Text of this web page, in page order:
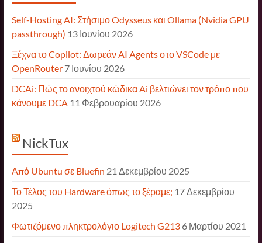
Self-Hosting AI: Στήσιμο Odysseus και Ollama (Nvidia GPU
passthrough) 13 Ιουνίου 2026
Ξέχνα το Copilot: Δωρεάν AI Agents στο VSCode με
OpenRouter 7 Ιουνίου 2026
DCAi: Πώς το ανοιχτού κώδικα Ai βελτιώνει τον τρόπο που
κάνουμε DCA 11 Φεβρουαρίου 2026
NickTux
Από Ubuntu σε Bluefin 21 Δεκεμβρίου 2025
Το Τέλος του Hardware όπως το ξέραμε; 17 Δεκεμβρίου
2025
Φωτιζόμενο πληκτρολόγιο Logitech G213 6 Μαρτίου 2021